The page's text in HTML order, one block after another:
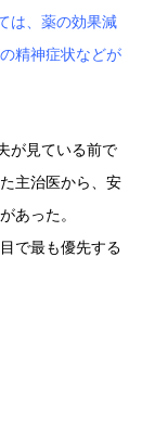
、薬の効果減
精神症状などが
が見ている前で
主治医から、安
あった。
で最も優先する